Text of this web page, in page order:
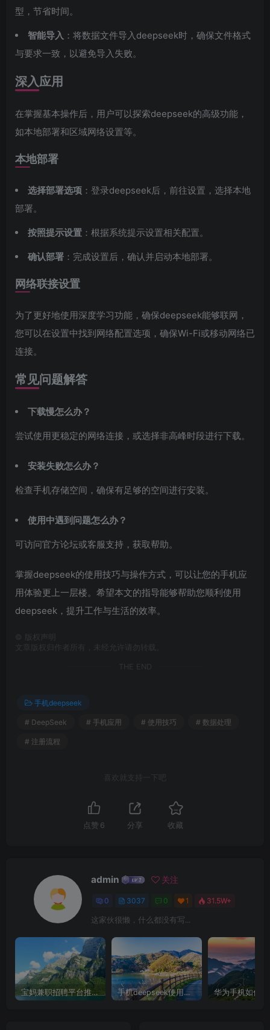
型，节省时间。
智能导入 ：将数据文件导入deepseek时，确保文件格式
与要求一致，以避免导入失败。
深入应用
在掌握基本操作后，用户可以探索deepseek的高级功能，
如本地部署和区域网络设置等。
本地部署
选择部署选项 ：登录deepseek后，前往设置，选择本地
部署。
按照提示设置 ：根据系统提示设置相关配置。
确认部署 ：完成设置后，确认并启动本地部署。
网络联接设置
为了更好地使用深度学习功能，确保deepseek能够联网，
您可以在设置中找到网络配置选项，确保Wi-Fi或移动网络已
连接。
常见问题解答
下载慢怎么办？
尝试使用更稳定的网络连接，或选择非高峰时段进行下载。
安装失败怎么办？
检查手机存储空间，确保有足够的空间进行安装。
使用中遇到问题怎么办？
可访问官方论坛或客服支持，获取帮助。
掌握deepseek的使用技巧与操作方式，可以让您的手机应
用体验更上一层楼。希望本文的指导能够帮助您顺利使用
deepseek，提升工作与生活的效率。
©
版权声明
文章版权归作者所有，未经允许请勿转载。
THE END
手机deepseek
# DeepSeek # 手机应用 # 使用技巧 # 数据处理
# 注册流程
喜欢就支持一下吧
点赞 6 分享 收藏
admin 关注
0 3037 0 1 31.5W+
这家伙很懒，什么都没有写...
宝妈兼职招聘平台推荐，轻松找到理想工作！ 手机deepseek使用全攻略，轻松实现画图与炒股功能